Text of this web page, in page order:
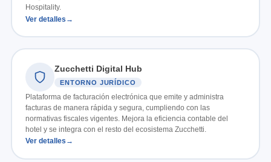
Hospitality.
Ver detalles
Zucchetti Digital Hub
ENTORNO JURÍDICO
Plataforma de facturación electrónica que emite y administra
facturas de manera rápida y segura, cumpliendo con las
normativas fiscales vigentes. Mejora la eficiencia contable del
hotel y se integra con el resto del ecosistema Zucchetti.
Ver detalles